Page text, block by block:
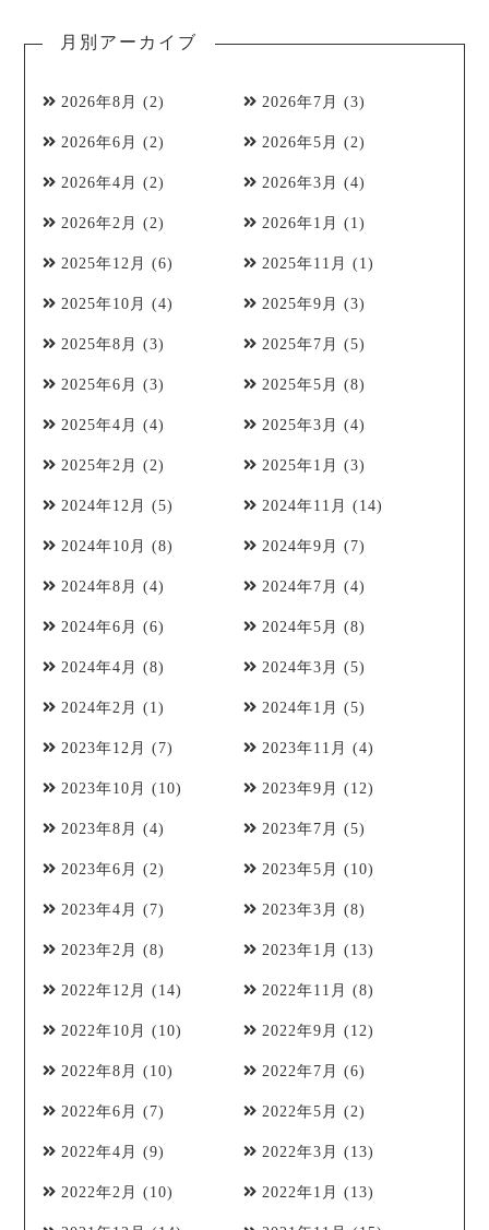
月別アーカイブ
2026年8月 (2) 2026年7月 (3)
2026年6月 (2) 2026年5月 (2)
2026年4月 (2) 2026年3月 (4)
2026年2月 (2) 2026年1月 (1)
2025年12月 (6) 2025年11月 (1)
2025年10月 (4) 2025年9月 (3)
2025年8月 (3) 2025年7月 (5)
2025年6月 (3) 2025年5月 (8)
2025年4月 (4) 2025年3月 (4)
2025年2月 (2) 2025年1月 (3)
2024年12月 (5) 2024年11月 (14)
2024年10月 (8) 2024年9月 (7)
2024年8月 (4) 2024年7月 (4)
2024年6月 (6) 2024年5月 (8)
2024年4月 (8) 2024年3月 (5)
2024年2月 (1) 2024年1月 (5)
2023年12月 (7) 2023年11月 (4)
2023年10月 (10) 2023年9月 (12)
2023年8月 (4) 2023年7月 (5)
2023年6月 (2) 2023年5月 (10)
2023年4月 (7) 2023年3月 (8)
2023年2月 (8) 2023年1月 (13)
2022年12月 (14) 2022年11月 (8)
2022年10月 (10) 2022年9月 (12)
2022年8月 (10) 2022年7月 (6)
2022年6月 (7) 2022年5月 (2)
2022年4月 (9) 2022年3月 (13)
2022年2月 (10) 2022年1月 (13)